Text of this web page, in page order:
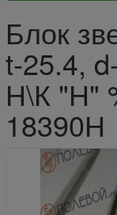
Блок
t-25.4,
Н\К "Н"
18390Н